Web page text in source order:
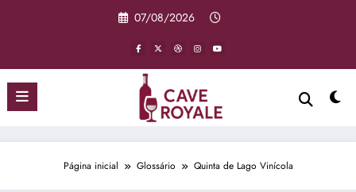
07/08/2026
Página inicial Glossário Quinta de Lago Vinícola